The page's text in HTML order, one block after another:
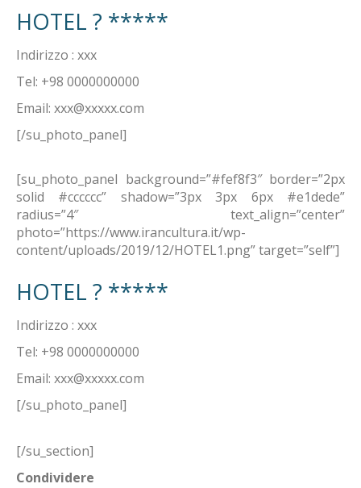
HOTEL ? *****
Indirizzo : xxx
Tel: +98 0000000000
Email: xxx@xxxxx.com
[/su_photo_panel]
[su_photo_panel background=”#fef8f3″ border=”2px
solid #cccccc” shadow=”3px 3px 6px #e1dede”
radius=”4″ text_align=”center”
photo=”https://www.irancultura.it/wp-
content/uploads/2019/12/HOTEL1.png” target=”self”]
HOTEL ? *****
Indirizzo : xxx
Tel: +98 0000000000
Email: xxx@xxxxx.com
[/su_photo_panel]
[/su_section]
Condividere